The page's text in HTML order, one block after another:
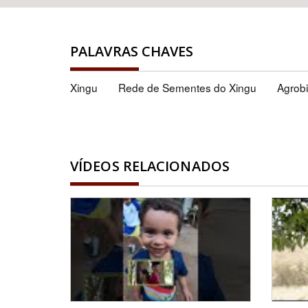
PALAVRAS CHAVES
Xingu Rede de Sementes do Xingu
VÍDEOS RELACIONADOS